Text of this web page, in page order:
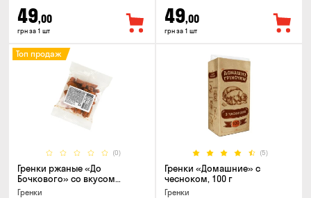
49,00
грн за 1 шт
49,00
грн за 1 шт
(0)
Топ продаж
Гренки ржаные «До
Бочкового» со вкусом
чеснок, 100г
Гренки
(5)
Гренки «Домашние» с
чесноком, 100 г
Гренки